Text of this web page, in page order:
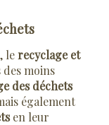
lerecyclage et
moins
des déchets
également
en leur